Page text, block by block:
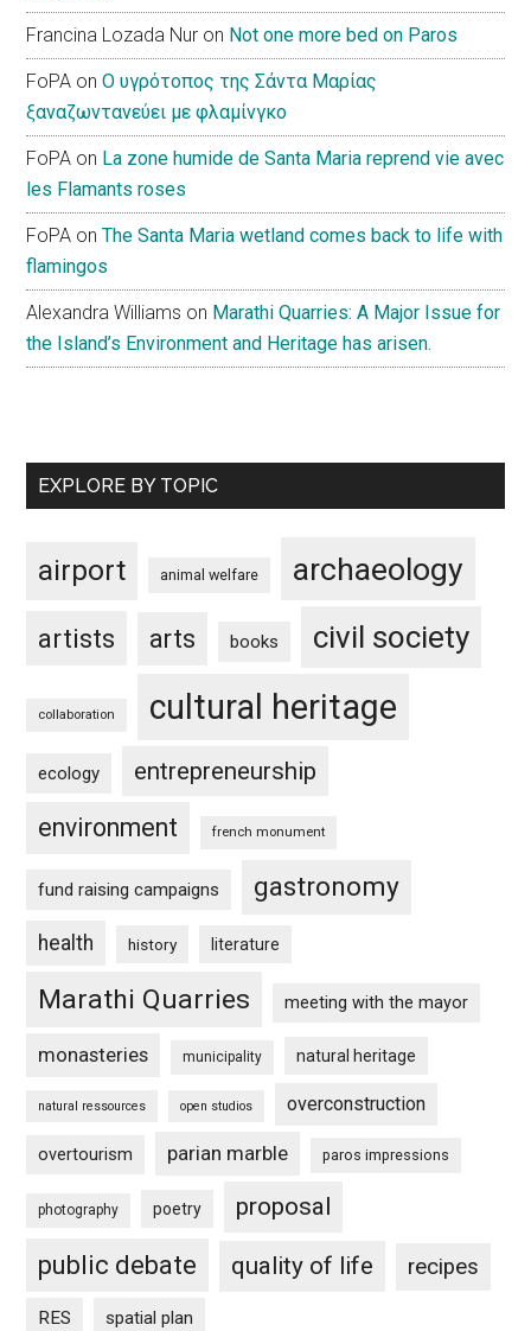
Francina Lozada Nur on Not one more bed on Paros
FoPA onΟ υγρότοπος της Σάντα Μαρίας
ξαναζωντανεύει με φλαμίνγκο
FoPA on La zone humide de Santa Maria reprend vie avec
les Flamants roses
FoPA onThe Santa Maria wetland comes back to life with
flamingos
Alexandra Williams on Marathi Quarries: A Major Issue for
the Island’s Environment and Heritage has arisen.
EXPLORE BY TOPIC
airport animal welfare archaeology
artists arts books civil society
collaboration cultural heritage
ecology entrepreneurship
environment french monument
fund raising campaigns gastronomy
health history literature
Marathi Quarries meeting with the mayor
monasteries municipality natural heritage
natural ressources open studios overconstruction
overtourism parian marble paros impressions
photography poetry proposal
public debate quality of life recipes
RES spatial plan